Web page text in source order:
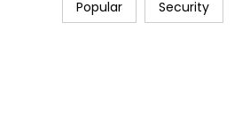
Popular Security